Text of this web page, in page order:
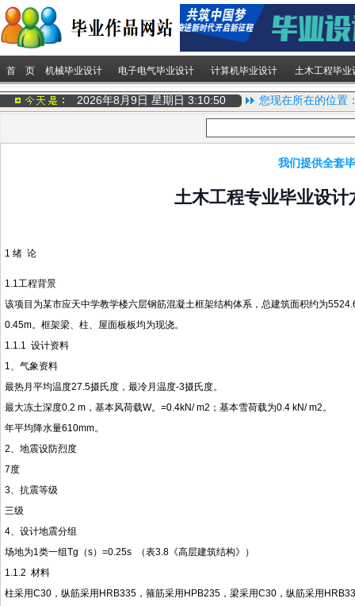
首 页 机械毕业设计 电子电气毕业设计 计算机毕业设计 土木工程毕业
2026年8月9日 星期日 3:10:51 您现在所在的位置
我们提供全套
土木工程专业毕业设
1 绪 论
1.1工程背景
该项目为某市应天中学教学楼六层钢筋混凝土框架结构体系，总建筑面积约为
0.45m。框架梁、柱、屋面板板均为现浇。
1.1.1 设计资料
1、气象资料
最热月平均温度27.5摄氏度，最冷月温度-3摄氏度。
最大冻土深度0.2 m，基本风荷载W。=0.4kN/ m2；基本雪荷载为0.4 kN/ m2。
年平均降水量610mm。
2、地震设防烈度
7度
3、抗震等级
三级
4、设计地震分组
场地为1类一组Tg（s）=0.25s （表3.8《高层建筑结构》）
1.1.2 材料
柱采用C30，纵筋采用HRB335，箍筋采用HPB235，梁采用C30，纵筋采用